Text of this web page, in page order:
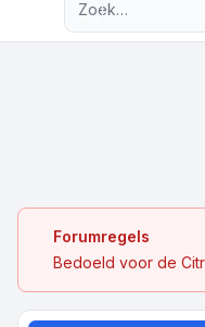
Forumregels
Bedoeld voor de